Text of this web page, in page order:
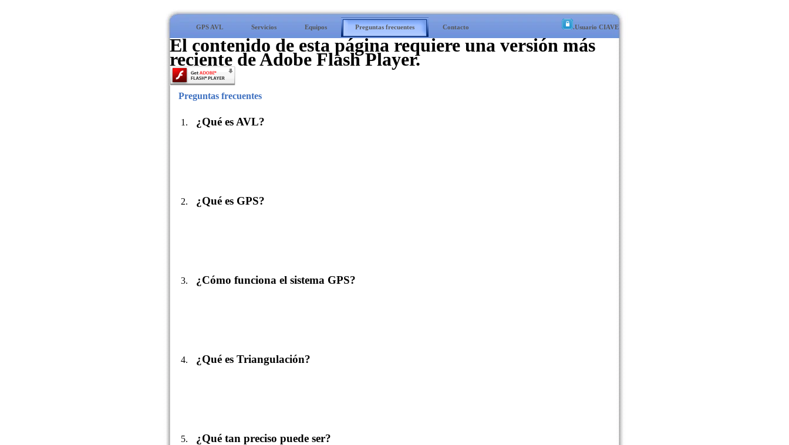
GPS AVL Servicios Equipos Preguntas frecuentes Contacto .Usuario CIAVE
El contenido de esta página requiere una versión más
reciente de Adobe Flash Player.
Preguntas frecuentes
¿Qué es AVL?
¿Qué es GPS?
¿Cómo funciona el sistema GPS?
¿Qué es Triangulación?
¿Qué tan preciso puede ser?